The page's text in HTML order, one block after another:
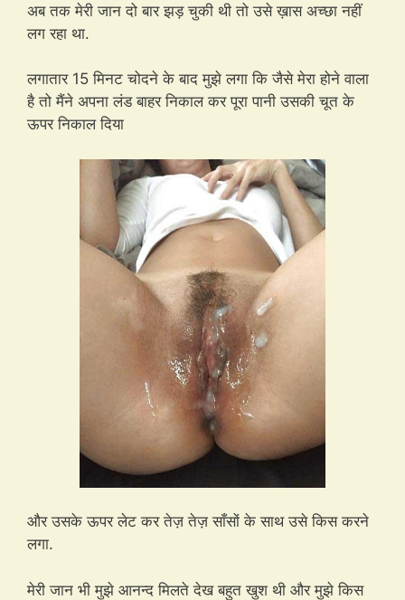
अब तक मेरी जान दो बार झड़ चुकी थी तो उसे ख़ास अच्छा नहीं
लग रहा था.
लगातार 15 मिनट चोदने के बाद मुझे लगा कि जैसे मेरा होने वाला
है तो मैंने अपना लंड बाहर निकाल कर पूरा पानी उसकी चूत के
ऊपर निकाल दिया
और उसके ऊपर लेट कर तेज़ तेज़ साँसों के साथ उसे किस करने
लगा.
मेरी जान भी मुझे आनन्द मिलते देख बहुत खुश थी और मुझे किस